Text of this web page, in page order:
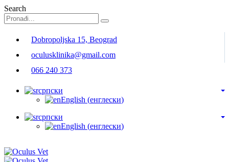
Search
Dobropoljska 15, Beograd
oculusklinika@gmail.com
066 240 373
српски
English (енглески)
српски
English (енглески)